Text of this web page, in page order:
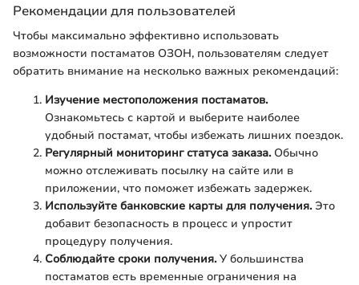
Рекомендации для пользователей
Чтобы максимально эффективно использовать
возможности постаматов ОЗОН, пользователям следует
обратить внимание на несколько важных рекомендаций:
Изучение местоположения постаматов.
Ознакомьтесь с картой и выберите наиболее
удобный постамат, чтобы избежать лишних поездок.
Регулярный мониторинг статуса заказа.Обычно
можно отслеживать посылку на сайте или в
приложении, что поможет избежать задержек.
Используйте банковские карты для получения.Это
добавит безопасность в процесс и упростит
процедуру получения.
Соблюдайте сроки получения.У большинства
постаматов есть временные ограничения на